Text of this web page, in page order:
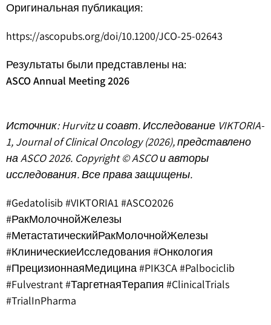
Оригинальная публикация:
https://ascopubs.org/doi/10.1200/JCO-25-02643
Результаты были представлены на:
ASCO Annual Meeting 2026
Источник: Hurvitz и соавт. Исследование VIKTORIA-
1, Journal of Clinical Oncology (2026), представлено
на ASCO 2026. Copyright © ASCO и авторы
исследования. Все права защищены.
#Gedatolisib #VIKTORIA1 #ASCO2026
#РакМолочнойЖелезы
#МетастатическийРакМолочнойЖелезы
#КлиническиеИсследования #Онкология
#ПрецизионнаяМедицина #PIK3CA #Palbociclib
#Fulvestrant #ТаргетнаяТерапия #ClinicalTrials
#TrialInPharma